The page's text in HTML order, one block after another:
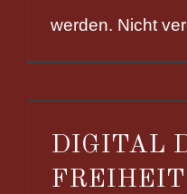
werden. Nicht
DIGITAL
FREIHEIT